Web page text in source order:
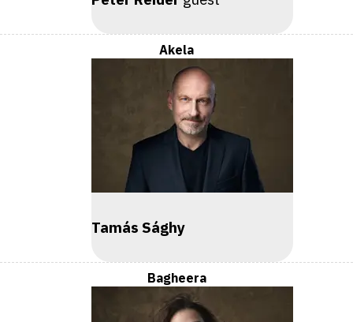
Akela
Tamás Sághy
Bagheera